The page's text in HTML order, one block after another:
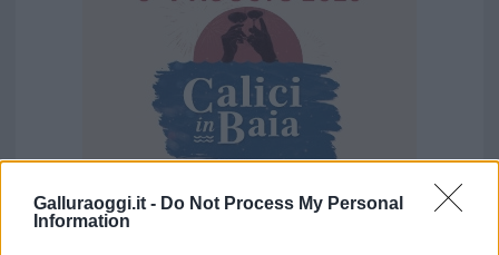
Galluraoggi.it - Do Not Process My Personal
Information